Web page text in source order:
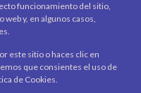
funcionamiento del sitio,
y, en algunos casos,
este sitio o haces clic en
que consientes el uso de
de Cookies.al día con